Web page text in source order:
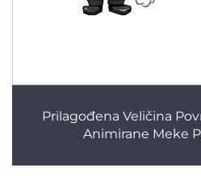
Prilagođena Veličina
Animirane Meke